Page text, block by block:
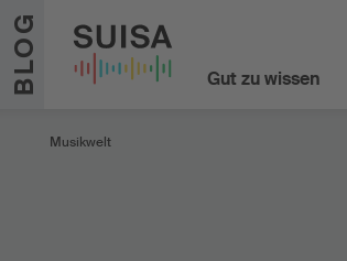
Zum Inhalt springen
BLOG Gut zu wissen
Musikwelt